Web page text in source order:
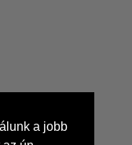
a jobb